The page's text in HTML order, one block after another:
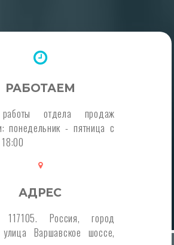
РАБОТАЕМ
отдела продаж
понедельник - пятница с
АДРЕС
117105. Россия, город
Варшавское шоссе,